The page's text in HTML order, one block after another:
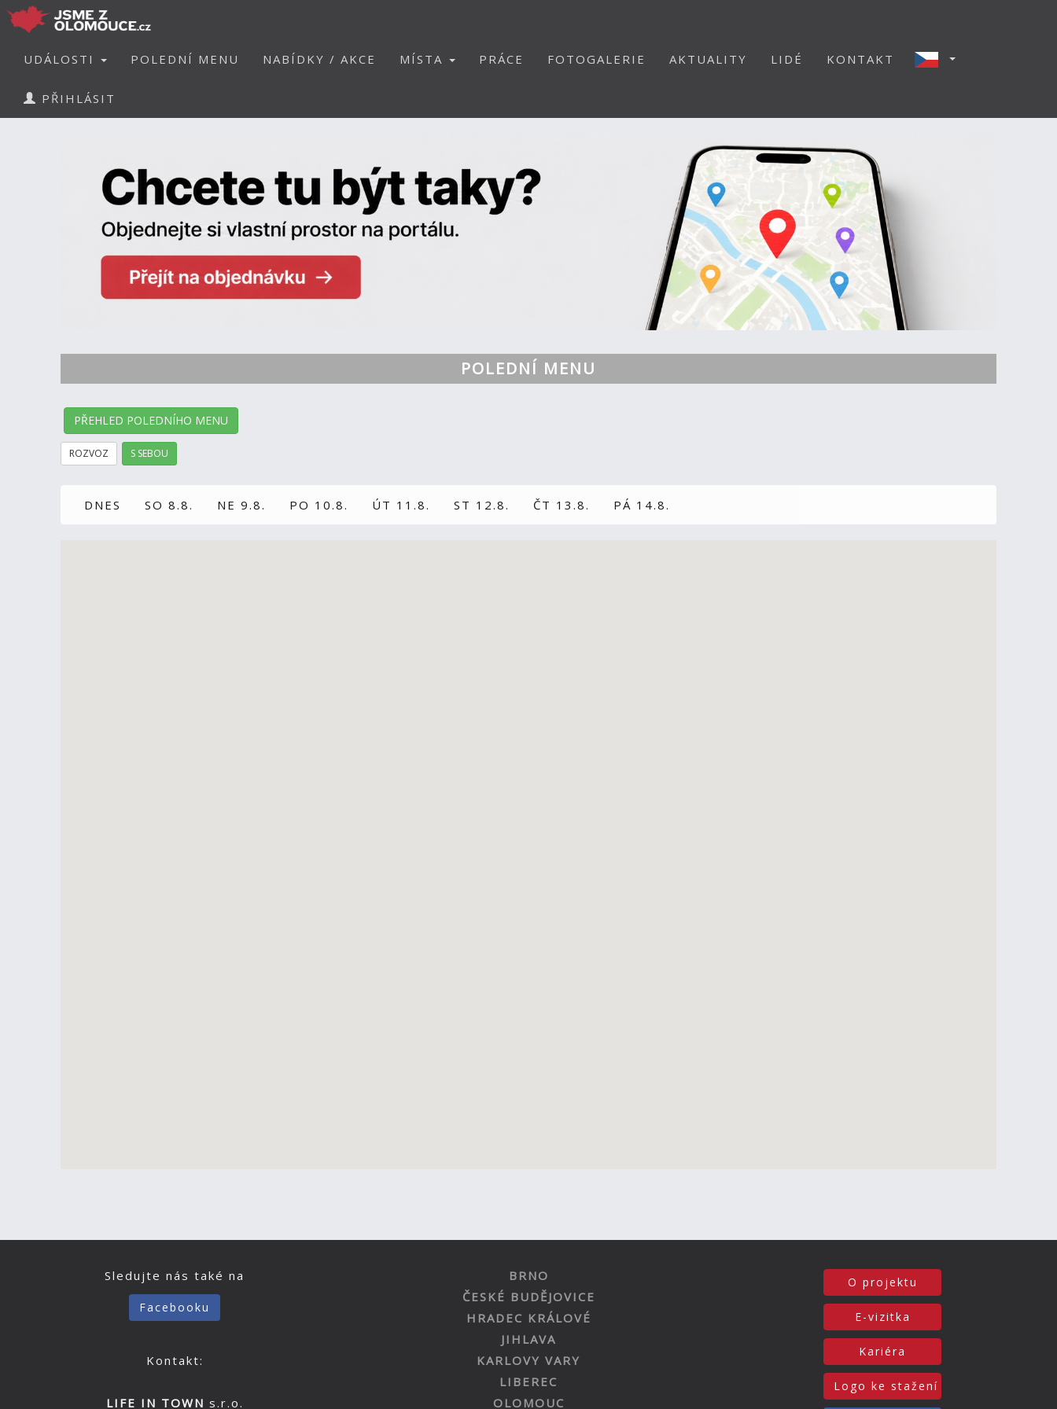
UDÁLOSTI POLEDNÍ MENU NABÍDKY / AKCE MÍSTA PRÁCE FOTOGALERIE AKTUALITY LIDÉ KONTAKT
PŘIHLÁSIT
POLEDNÍ MENU
PŘEHLED POLEDNÍHO MENU
ROZVOZ S SEBOU
DNES SO 8.8. NE 9.8. PO 10.8. ÚT 11.8. ST 12.8. ČT 13.8. PÁ 14.8.
Sledujte nás také na
Facebooku
Kontakt:
LIFE IN TOWN s.r.o.
BRNO
ČESKÉ BUDĚJOVICE
HRADEC KRÁLOVÉ
JIHLAVA
KARLOVY VARY
LIBEREC
OLOMOUC
O projektu
E-vizitka
Kariéra
Logo ke stažení